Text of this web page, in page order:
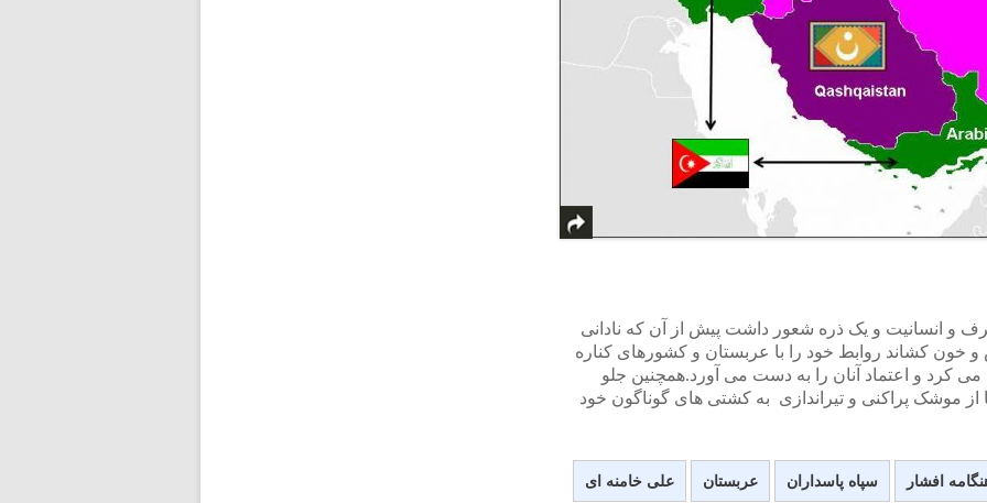
و انسانیت و یک ذره شعور داشت پیش از آن که نادانی
خون کشاند روابط خود را با عربستان و کشورهای کناره
کرد و اعتماد آنان را به دست می آورد.همچنین جلو
موشک پراکنی و تیراندازی به کشتی های گوناگون خود
افشار سپاه پاسداران عربستان علی خامنه ای